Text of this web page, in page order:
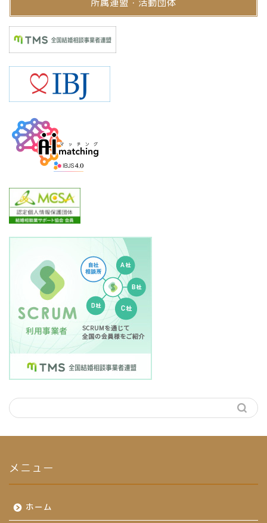
所属連盟・活動団体
メニュー
ホーム